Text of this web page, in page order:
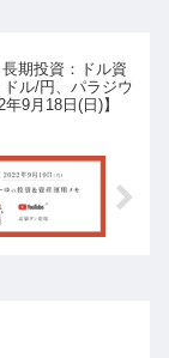
長期投資：ドル資
ル/円、パラジウ
9月18日(日)】